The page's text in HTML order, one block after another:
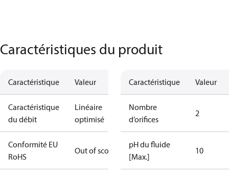
Caractéristiques du produit
Caractéristique Valeur
Caractéristique
du débit
Linéaire
optimisé
Conformité EU
RoHS
Out of scope
Caractéristique Valeur
Nombre
d’orifices
2
pH du fluide
[Max.]
10